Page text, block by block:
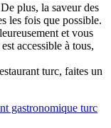
plus, la saveur des
les fois que possible.
et vous
accessible à tous,
turc, faites un
gastronomique turc